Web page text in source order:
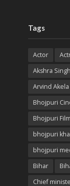
Tags
Actor
Akshra Singh
Arvind
Bhojpuri
Bhojpuri
bhojpuri
bhojpuri
Bihar
Chief